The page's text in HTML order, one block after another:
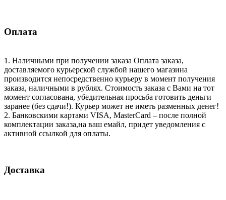
Оплата
1. Наличными при получении заказа Оплата заказа,
доставляемого курьерской службой нашего магазина
производится непосредственно курьеру в момент получения
заказа, наличными в рублях. Стоимость заказа с Вами на тот
момент согласована, убедительная просьба готовить деньги
заранее (без сдачи!). Курьер может не иметь разменных денег!
2. Банковскими картами VISA, MasterCard – после полной
комплектации заказа,на ваш емайл, придет уведомления с
активной ссылкой для оплаты.
Доставка